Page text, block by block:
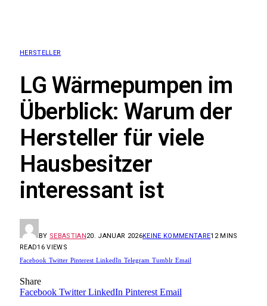
HERSTELLER
LG Wärmepumpen im
Überblick: Warum der
Hersteller für viele
Hausbesitzer
interessant ist
BY SEBASTIAN20. JANUAR 2026KEINE KOMMENTARE12 MINS
READ16VIEWS
Facebook Twitter Pinterest LinkedIn Telegram Tumblr Email
Share
Facebook Twitter LinkedIn Pinterest Email